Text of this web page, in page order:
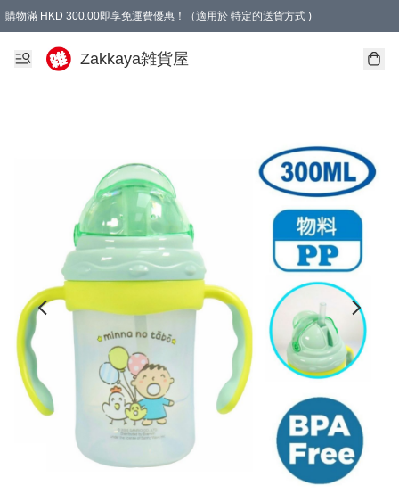
購物滿 HKD 300.00即享免運費優惠！（適用於 特定的送貨方式 )
Zakkaya雑貨屋